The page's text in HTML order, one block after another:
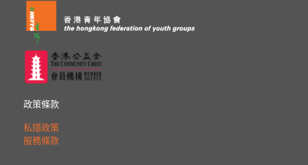
政策條款
私隱政策
服務條款